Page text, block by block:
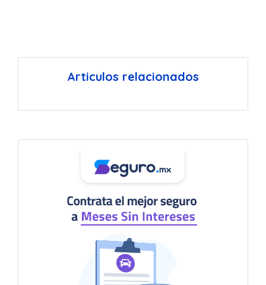
Articulos relacionados